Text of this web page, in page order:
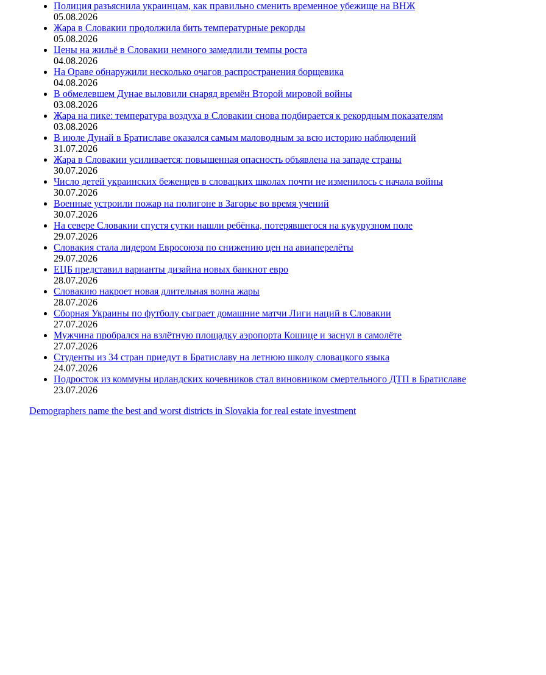
Полиция разъяснила украинцам, как правильно сменить временное убежище на ВНЖ
05.08.2026
Жара в Словакии продолжила бить температурные рекорды
05.08.2026
Цены на жильё в Словакии немного замедлили темпы роста
04.08.2026
На Ораве обнаружили несколько очагов распространения борщевика
04.08.2026
В обмелевшем Дунае выловили снаряд времён Второй мировой войны
03.08.2026
Жара на пике: температура воздуха в Словакии снова подбирается к рекордным показателям
03.08.2026
В июле Дунай в Братиславе оказался самым маловодным за всю историю наблюдений
31.07.2026
Жара в Словакии усиливается: повышенная опасность объявлена на западе страны
30.07.2026
Число детей украинских беженцев в словацких школах почти не изменилось с начала войны
30.07.2026
Военные устроили пожар на полигоне в Загорье во время учений
30.07.2026
На севере Словакии спустя сутки нашли ребёнка, потерявшегося на кукурузном поле
29.07.2026
Словакия стала лидером Евросоюза по снижению цен на авиаперелёты
29.07.2026
ЕЦБ представил варианты дизайна новых банкнот евро
28.07.2026
Словакию накроет новая длительная волна жары
28.07.2026
Сборная Украины по футболу сыграет домашние матчи Лиги наций в Словакии
27.07.2026
Мужчина пробрался на взлётную площадку аэропорта Кошице и заснул в самолёте
27.07.2026
Студенты из 34 стран приедут в Братиславу на летнюю школу словацкого языка
24.07.2026
Подросток из коммуны ирландских кочевников стал виновником смертельного ДТП в Братиславе
23.07.2026
Demographers name the best and worst districts in Slovakia for real estate investment